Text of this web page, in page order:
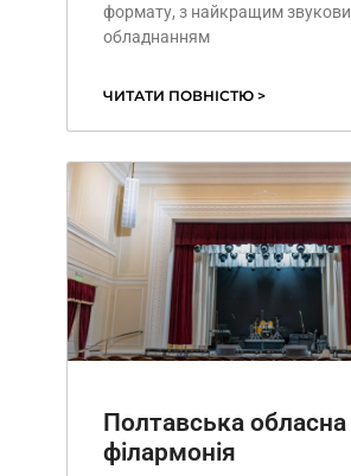
формату, з найкращим
обладнанням
ЧИТАТИ ПОВНІСТЮ >
Полтавська обласна
філармонія